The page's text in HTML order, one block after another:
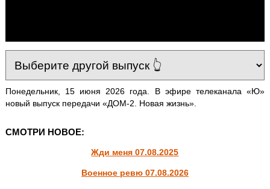
Понедельник, 15 июня 2026 года. В эфире телеканала «Ю»
новый выпуск передачи «ДОМ-2. Новая жизнь».
СМОТРИ НОВОЕ:
Жди меня 07.08.2025
Военное ревю 07.08.2026